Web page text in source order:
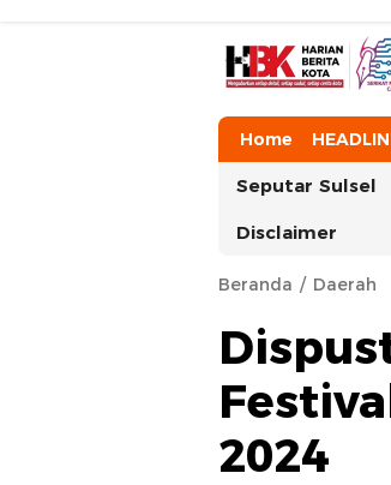
HarianBeritaKota
Mengabarkan
Home
Seputar Sulsel
Disclaimer
Beranda Daerah
2024